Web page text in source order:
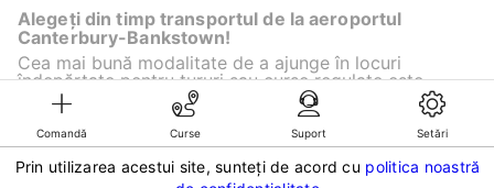
Comandă Curse Suport Setări
Prin utilizarea acestui site, sunteți de acord cu politica noastră
Alegeți din timp transportul de la aeroportul
Canterbury-Bankstown!
Cea mai bună modalitate de a ajunge în locuri
îndepărtate pentru tururi sau curse regulate este
GetTransfer.com.
©KG GLOBAL LIMITED. GetTransfer® is trademark of KG GLOBAL LIMITED.